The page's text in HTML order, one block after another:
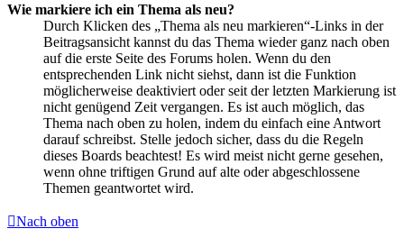
Wie markiere ich ein Thema als neu?
Durch Klicken des „Thema als neu markieren“-Links in der
Beitragsansicht kannst du das Thema wieder ganz nach oben
auf die erste Seite des Forums holen. Wenn du den
entsprechenden Link nicht siehst, dann ist die Funktion
möglicherweise deaktiviert oder seit der letzten Markierung ist
nicht genügend Zeit vergangen. Es ist auch möglich, das
Thema nach oben zu holen, indem du einfach eine Antwort
darauf schreibst. Stelle jedoch sicher, dass du die Regeln
dieses Boards beachtest! Es wird meist nicht gerne gesehen,
wenn ohne triftigen Grund auf alte oder abgeschlossene
Themen geantwortet wird.
Nach oben